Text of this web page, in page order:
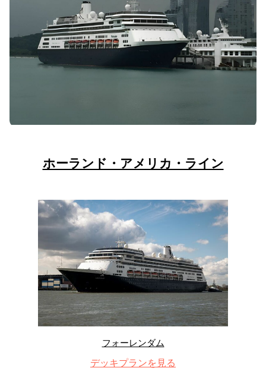
ホーランド・アメリカ・ライン
フォーレンダム
デッキプランを見る